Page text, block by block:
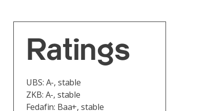
Ratings
UBS: A-, stable
ZKB: A-, stable
Fedafin: Baa+, stable